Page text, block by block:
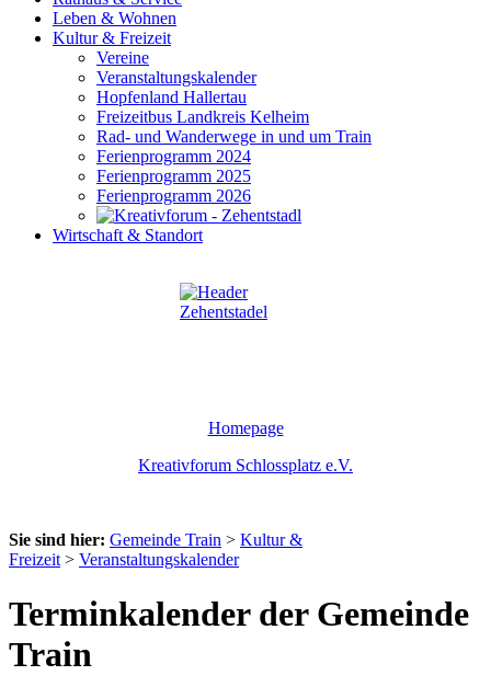
Leben & Wohnen
Kultur & Freizeit
Vereine
Veranstaltungskalender
Hopfenland Hallertau
Freizeitbus Landkreis Kelheim
Rad- und Wanderwege in und um Train
Ferienprogramm 2024
Ferienprogramm 2025
Ferienprogramm 2026
Wirtschaft & Standort
Homepage
Kreativforum Schlossplatz e.V.
Sie sind hier: Gemeinde Train > Kultur &
Freizeit > Veranstaltungskalender
Terminkalender der Gemeinde
Train